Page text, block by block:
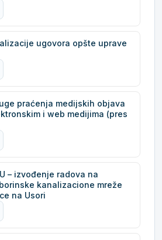
ugovora opšte uprave
praćenja medijskih objava
i web medijima (pres
– izvođenje radova na
kanalizacione mreže
na Usori